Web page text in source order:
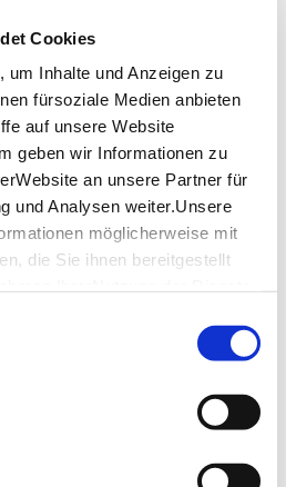
Cookies
um Inhalte und Anzeigen zu
fürsoziale Medien anbieten
auf unsere Website
geben wir Informationen zu
an unsere Partner für
und Analysen weiter.Unsere
möglicherweise mit
die Sie ihnen bereitgestellt
Weinen und
Weinprobe möglich)
dass
nicht
Gerne können Sie
buchen. Bitte geben
Hinweisen) an.
erhalten Sie 10 % Rabatt
nicht in Verbindung mit